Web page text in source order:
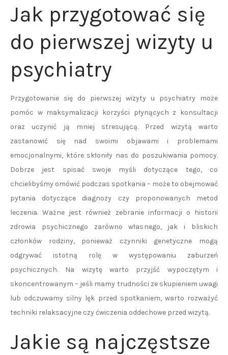
Jak przygotować się
do pierwszej wizyty u
psychiatry
Przygotowanie się do pierwszej wizyty u psychiatry może
pomóc w maksymalizacji korzyści płynących z konsultacji
oraz uczynić ją mniej stresującą. Przed wizytą warto
zastanowić się nad swoimi objawami i problemami
emocjonalnymi, które skłoniły nas do poszukiwania pomocy.
Dobrze jest spisać swoje myśli dotyczące tego, co
chcielibyśmy omówić podczas spotkania – może to obejmować
pytania dotyczące diagnozy czy proponowanych metod
leczenia. Ważne jest również zebranie informacji o historii
zdrowia psychicznego zarówno własnego, jak i bliskich
członków rodziny, ponieważ czynniki genetyczne mogą
odgrywać istotną rolę w występowaniu zaburzeń
psychicznych. Na wizytę warto przyjść wypoczętym i
skoncentrowanym – jeśli mamy trudności ze skupieniem uwagi
lub odczuwamy silny lęk przed spotkaniem, warto rozważyć
techniki relaksacyjne czy ćwiczenia oddechowe przed wizytą.
Jakie są najczęstsze